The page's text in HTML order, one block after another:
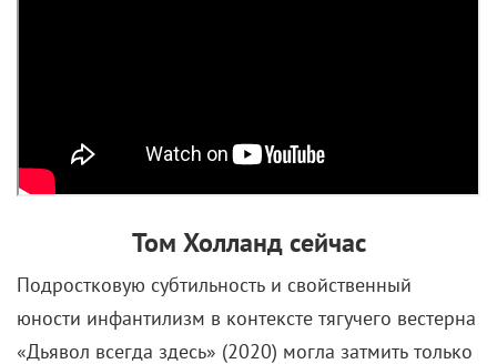
Том Холланд сейчас
Подростковую субтильность и свойственный
юности инфантилизм в контексте тягучего вестерна
«Дьявол всегда здесь» (2020) могла затмить только